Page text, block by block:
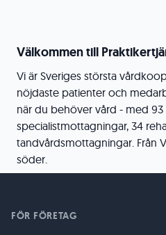
Välkommen till
Vi är Sveriges största
nöjdaste patienter och
när du behöver vård - med 93
specialistmottagningar, 34
tandvårdsmottagningar. Från
söder.
FÖR FÖRETAG